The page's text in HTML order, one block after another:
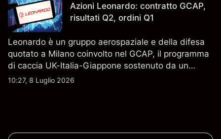
Azioni Leonardo: contratto GCAP,
risultati Q2, ordini Q1
Leonardo è un gruppo aerospaziale e della difesa
quotato a Milano coinvolto nel GCAP, il programma
di caccia UK-Italia-Giappone sostenuto da un
contratto da 4,6 miliardi di sterline. I risultati
10:27, 8 Luglio 2026